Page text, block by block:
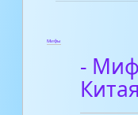
Мифы
-
Китая